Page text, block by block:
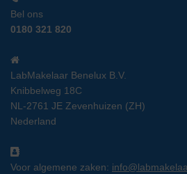
Bel ons
0180 321 820
LabMakelaar Benelux B.V.
Knibbelweg 18C
NL-2761 JE Zevenhuizen (ZH)
Nederland
Voor algemene zaken: